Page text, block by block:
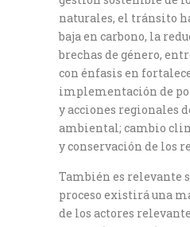
naturales, el tránsito
baja en carbono, la
brechas de género,
con énfasis en
implementación de
y acciones regionales
ambiental; cambio
y conservación de los
También es relevante
proceso existirá una
de los actores